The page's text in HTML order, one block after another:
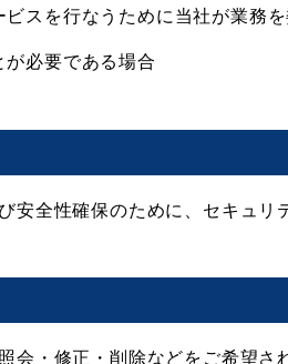
スを行なうために当社が業務
必要である場合
安全性確保のために、セキュリ
会・修正・削除などをご希望